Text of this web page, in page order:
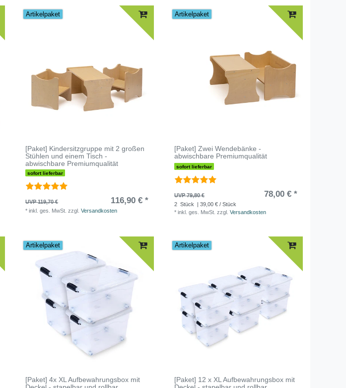
Artikelpaket
[Paket] Kindersitzgruppe mit 2 großen
Stühlen und einem Tisch -
abwischbare Premiumqualität
sofort lieferbar
UVP 119,70 € 116,90 € *
*inkl. ges. MwSt. zzgl.Versandkosten
Artikelpaket
[Paket] Zwei Wendebänke -
abwischbare Premiumqualität
sofort lieferbar
UVP 79,80 € 78,00 € *
2 Stück
| 39,00 € / Stück
*inkl. ges. MwSt. zzgl.Versandkosten
Artikelpaket
[Paket] 4x XL Aufbewahrungsbox mit
Artikelpaket
[Paket] 12 x XL Aufbewahrungsbox mit